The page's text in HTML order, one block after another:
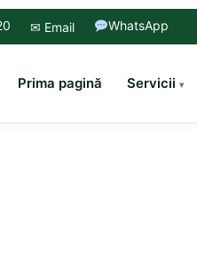
✉ Email WhatsApp
Prima pagină Servicii